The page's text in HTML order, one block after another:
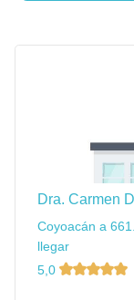
Dra. Carmen
Coyoacán a
llegar
5,0